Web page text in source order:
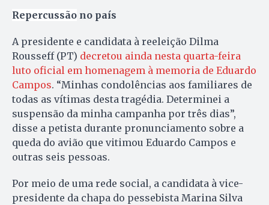
Repercussão no país
A presidente e candidata à reeleição Dilma
Rousseff (PT) decretou ainda nesta quarta-feira
luto oficial em homenagem à memoria de Eduardo
Campos. “Minhas condolências aos familiares de
todas as vítimas desta tragédia. Determinei a
suspensão da minha campanha por três dias”,
disse a petista durante pronunciamento sobre a
queda do avião que vitimou Eduardo Campos e
outras seis pessoas.
Por meio de uma rede social, a candidata à vice-
presidente da chapa do pessebista Marina Silva